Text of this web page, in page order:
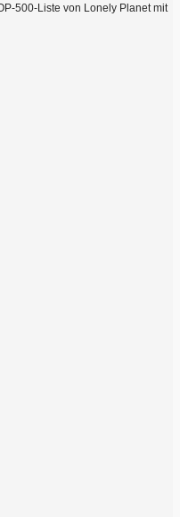
500-Liste von Lonely Planet mit